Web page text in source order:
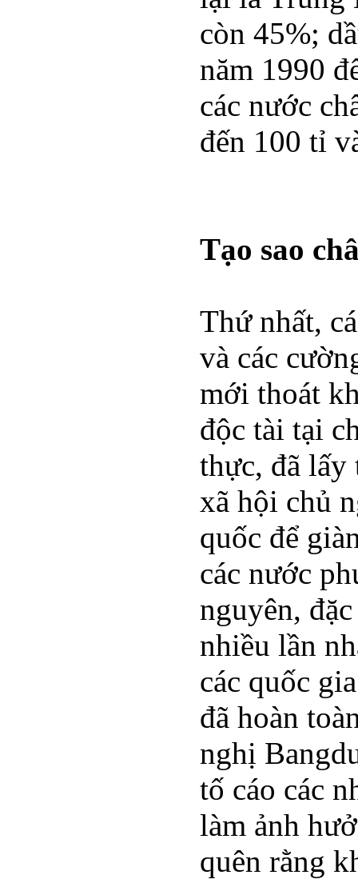
còn 45%;
năm 1990
các nước
đến 100 tỉ
Tạo sao
Thứ nhất,
và các
mới thoát
độc tài tại
thực, đã
xã hội chủ
quốc để
các nước
nguyên,
nhiều lần
các quốc
đã hoàn
nghị
tố cáo các
làm ảnh
quên rằng